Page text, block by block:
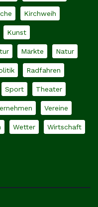
Kirchweih
Kunst
Märkte Natur
Radfahren
Sport Theater
Vereine
Wetter Wirtschaft